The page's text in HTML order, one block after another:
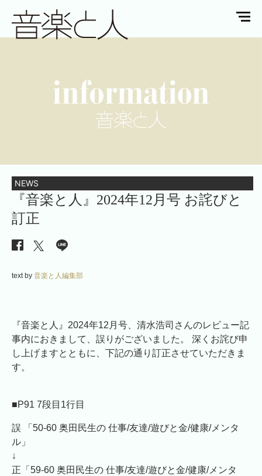
NEWS
『音楽と人』2024年12月号 お詫びと
訂正
text by 音楽と人編集部
『音楽と人』2024年12月号、清水浩司さんのレビュー記
事内におきまして、誤りがございました。 深くお詫び申
し上げますとともに、下記の通り訂正させていただきま
す。
■P91 7段目1行目
誤 「50-60 奥田民生の 仕事/友達/遊びと金/健康/メンタ
ル」
↓
正「59-60 奥田民生の 仕事/友達/遊びと金/健康/メンタ